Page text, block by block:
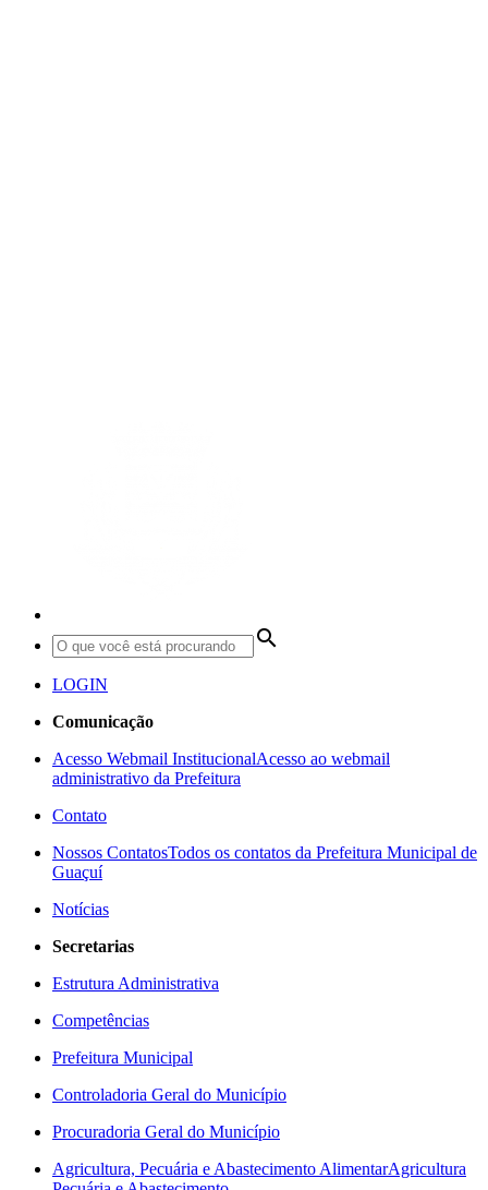
search
LOGIN
Comunicação
Acesso Webmail InstitucionalAcesso ao webmail
administrativo da Prefeitura
Contato
Nossos ContatosTodos os contatos da Prefeitura Municipal de
Guaçuí
Notícias
Secretarias
Estrutura Administrativa
Competências
Prefeitura Municipal
Controladoria Geral do Município
Procuradoria Geral do Município
Agricultura, Pecuária e Abastecimento AlimentarAgricultura